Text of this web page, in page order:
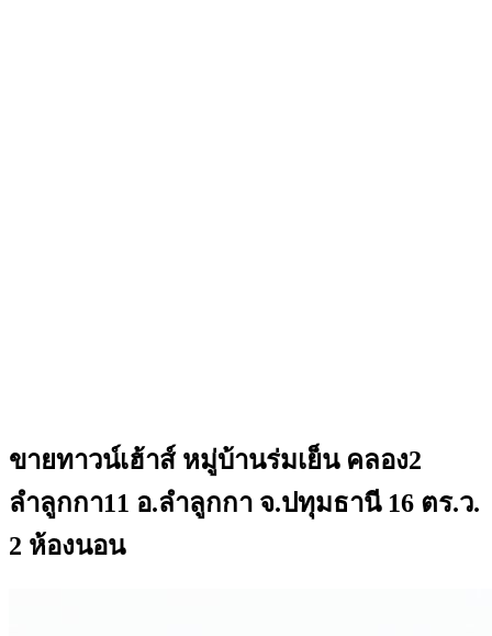
ขายทาวน์เฮ้าส์ หมู่บ้านร่มเย็น คลอง2
ลำลูกกา11 อ.ลำลูกกา จ.ปทุมธานี 16 ตร.ว.
2 ห้องนอน